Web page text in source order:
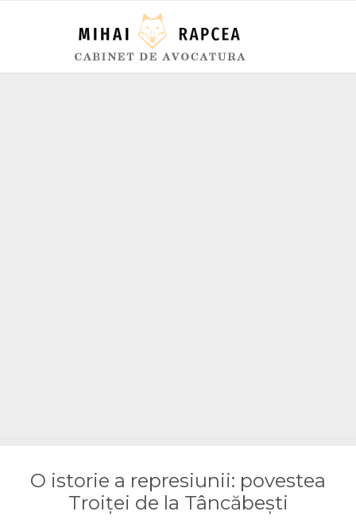
O istorie a represiunii: povestea
Troiței de la Tâncăbești